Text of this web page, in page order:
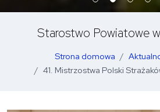
Starostwo Powiatowe
Strona domowa
41. Mistrzostwa Polski